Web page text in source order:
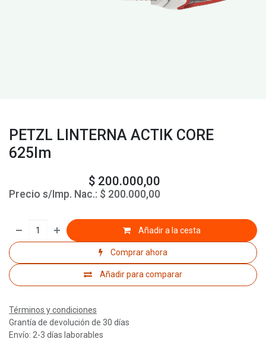
PETZL LINTERNA ACTIK CORE
625lm
$ 200.000,00
Precio s/Imp. Nac.: $ 200.000,00
Añadir a la cesta
Comprar ahora
Añadir para comparar
Términos y condiciones
Grantía de devolución de 30 días
Envío: 2-3 días laborables